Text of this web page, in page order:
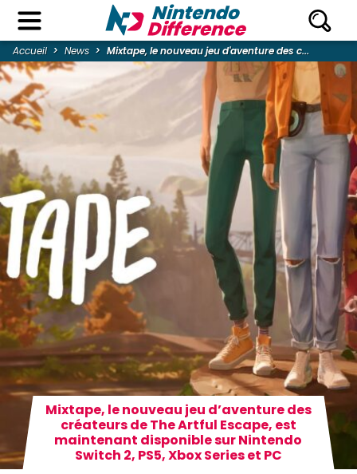
Accueil News Mixtape, le nouveau jeu d'aventure des c...
Mixtape, le nouveau jeu d’aventure des
créateurs de The Artful Escape, est
maintenant disponible sur Nintendo
Switch 2, PS5, Xbox Series et PC